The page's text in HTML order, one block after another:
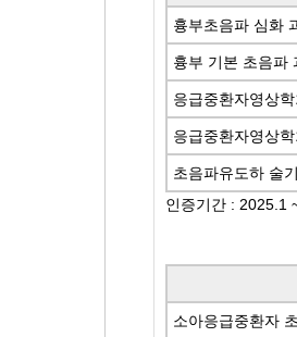
흉부초음파 심화
흉부 기본 초음파
응급중환자영상
응급중환자영상
초음파유도하 술
인증기간 : 2025.1
소아응급중환자